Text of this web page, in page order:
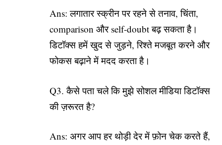
Ans: लगातार स्क्रीन पर रहने से तनाव, चिंता,
comparison और self-doubt बढ़ सकता है।
डिटॉक्स हमें खुद से जुड़ने, रिश्ते मजबूत करने और
फोकस बढ़ाने में मदद करता है।
Q3. कैसे पता चले कि मुझे सोशल मीडिया डिटॉक्स
की ज़रूरत है?
Ans: अगर आप हर थोड़ी देर में फ़ोन चेक करते हैं,